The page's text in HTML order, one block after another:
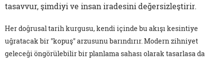
tasavvur, şimdiyi ve insan iradesini değersizleştirir.
Her doğrusal tarih kurgusu, kendi içinde bu akışı kesintiye
uğratacak bir "kopuş" arzusunu barındırır. Modern zihniyet
geleceği öngörülebilir bir planlama sahası olarak tasarlasa da